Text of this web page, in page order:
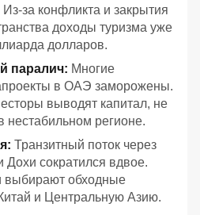
Из-за конфликта и закрытия
доходы туризма уже
долларов.
паралич: Многие
в ОАЭ заморожены.
выводят капитал, не
нестабильном регионе.
Транзитный поток через
сократился вдвое.
выбирают обходные
и Центральную Азию.